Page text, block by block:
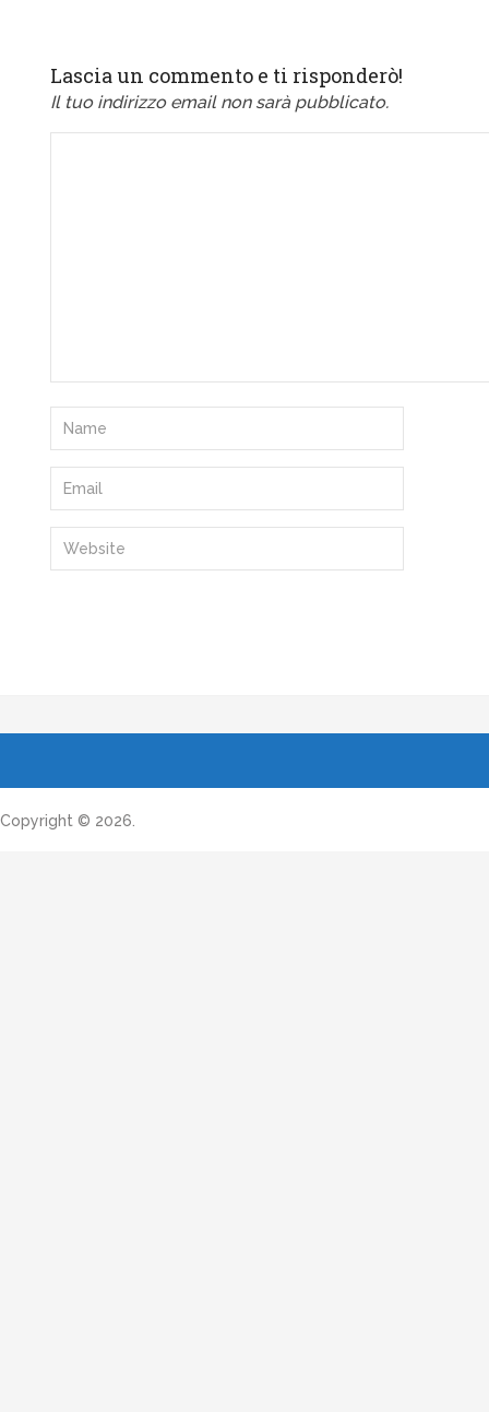
Lascia un commento e ti risponderò!
Il tuo indirizzo email non sarà pubblicato.
Copyright © 2026.